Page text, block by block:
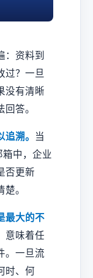
：资料到
过？一旦
没有清晰
答。
溯。
当
中，企业
否更新
。
最大的不
意味着任
。一旦流
时、何